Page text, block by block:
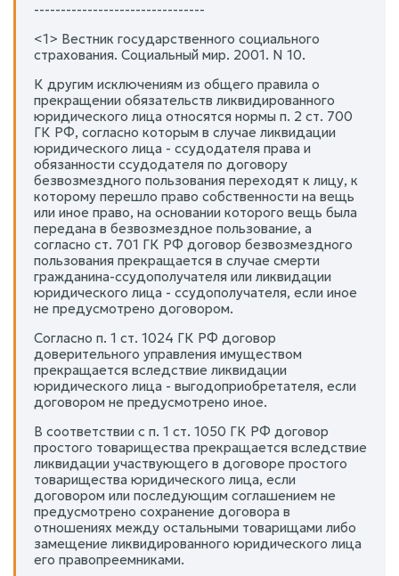
--------------------------------
<1> Вестник государственного социального
страхования. Социальный мир. 2001. N 10.
К другим исключениям из общего правила о
прекращении обязательств ликвидированного
юридического лица относятся нормы п. 2 ст. 700
ГК РФ, согласно которым в случае ликвидации
юридического лица - ссудодателя права и
обязанности ссудодателя по договору
безвозмездного пользования переходят к лицу, к
которому перешло право собственности на вещь
или иное право, на основании которого вещь была
передана в безвозмездное пользование, а
согласно ст. 701 ГК РФ договор безвозмездного
пользования прекращается в случае смерти
гражданина-ссудополучателя или ликвидации
юридического лица - ссудополучателя, если иное
не предусмотрено договором.
Согласно п. 1 ст. 1024 ГК РФ договор
доверительного управления имуществом
прекращается вследствие ликвидации
юридического лица - выгодоприобретателя, если
договором не предусмотрено иное.
В соответствии с п. 1 ст. 1050 ГК РФ договор
простого товарищества прекращается вследствие
ликвидации участвующего в договоре простого
товарищества юридического лица, если
договором или последующим соглашением не
предусмотрено сохранение договора в
отношениях между остальными товарищами либо
замещение ликвидированного юридического лица
его правопреемниками.